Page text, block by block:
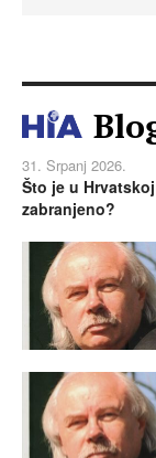
31. Srpanj 2026.
Što je u
zabranjeno?